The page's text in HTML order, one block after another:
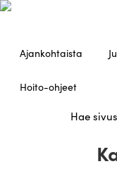
Ajankohtaista
Hoito-ohjeet